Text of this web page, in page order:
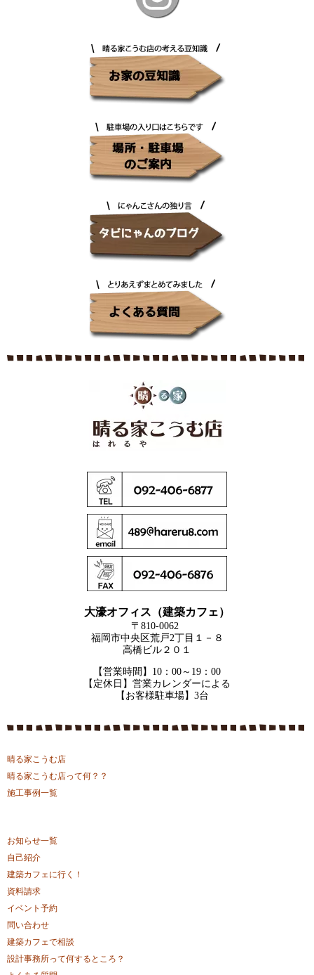
大濠オフィス（建築カフェ）
〒810-0062
福岡市中央区荒戸2丁目１－８
高橋ビル２０１
【営業時間】10：00～19：00
【定休日】営業カレンダーによる
【お客様駐車場】3台
晴る家こうむ店
晴る家こうむ店って何？？
施工事例一覧
お知らせ一覧
自己紹介
建築カフェに行く！
資料請求
イベント予約
問い合わせ
建築カフェで相談
設計事務所って何するところ？